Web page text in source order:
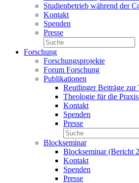
Studienbetrieb während der
Kontakt
Spenden
Presse
Forschung
Forschungsprojekte
Forum Forschung
Publikationen
Reutlinger Beiträge zur
Theologie für die
Kontakt
Spenden
Presse
Blockseminar
Blockseminar (Bericht
Kontakt
Spenden
Presse